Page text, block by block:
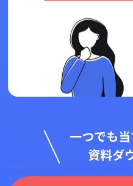
一つでも
資料ダ